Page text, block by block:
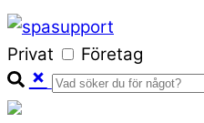
Privat Företag